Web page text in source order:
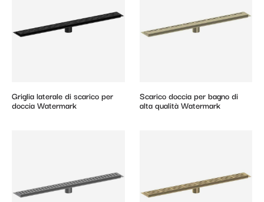
Griglia laterale di scarico per
doccia Watermark
Scarico doccia per bagno di
alta qualità Watermark